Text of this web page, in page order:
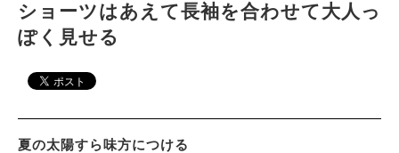
ショーツはあえて長袖を合わせて大人っ
ぽく見せる
夏の太陽すら味方につける
CAR&BIKE
MAGAZINE